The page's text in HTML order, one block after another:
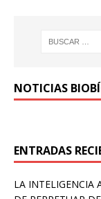
NOTICIAS
ENTRADAS
LA INTELIGENCIA